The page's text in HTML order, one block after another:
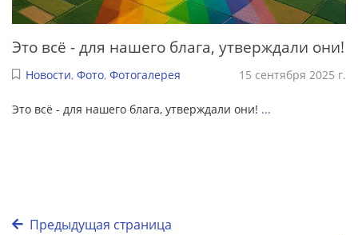
Это всё - для нашего блага, утверждали они!
Новости, Фото, Фотогалерея 15 сентября 2025 г.
Это всё - для нашего блага, утверждали они! ...
Предыдущая страница